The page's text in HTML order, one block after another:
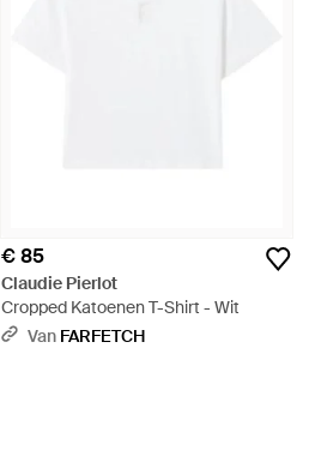
€ 85
Claudie Pierlot
Cropped Katoenen T-Shirt - Wit
Van FARFETCH